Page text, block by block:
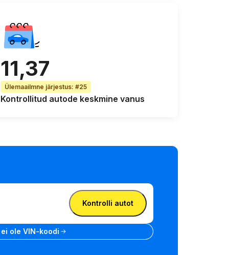
11,37
Ülemaailmne järjestus:#25
Kontrollitud autode keskmine vanus
Kontrolli autot
ole VIN-koodi